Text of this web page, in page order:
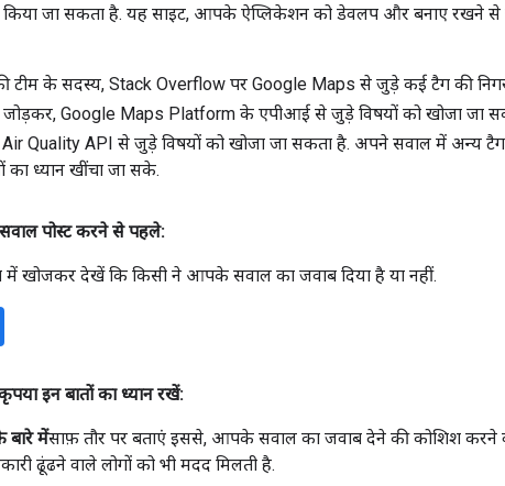
किया जा सकता है. यह साइट, आपके ऐप्लिकेशन को डेवलप और बनाए रखने
टीम के सदस्य, Stack Overflow पर Google Maps से जुड़े कई टैग की
जोड़कर, Google Maps Platform के एपीआई से जुड़े विषयों को खोजा जा
Quality API से जुड़े विषयों को खोजा जा सकता है. अपने सवाल में अन्य
का ध्यान खींचा जा सके.
पोस्ट करने से पहले:
में खोजकर देखें कि किसी ने आपके सवाल का जवाब दिया है या नहीं.
इन बातों का ध्यान रखें:
बारे मेंसाफ़ तौर पर बताएं इससे, आपके सवाल का जवाब देने की कोशिश करने
ढूंढने वाले लोगों को भी मदद मिलती है.